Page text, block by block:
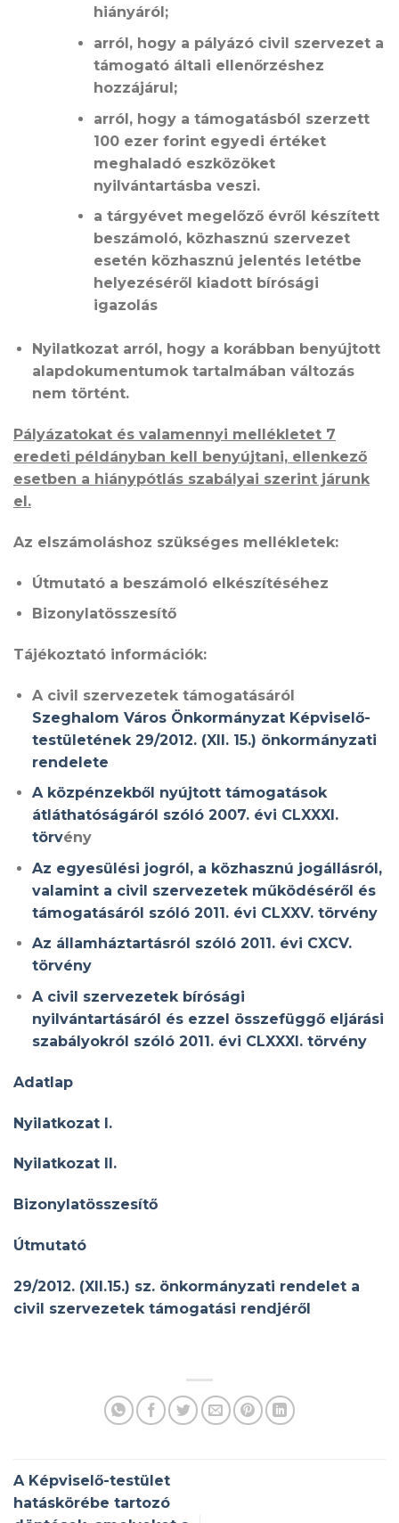
hiányáról;
arról, hogy a pályázó civil szervezet a
támogató általi ellenőrzéshez
hozzájárul;
arról, hogy a támogatásból szerzett
100 ezer forint egyedi értéket
meghaladó eszközöket
nyilvántartásba veszi.
a tárgyévet megelőző évről készített
beszámoló, közhasznú szervezet
esetén közhasznú jelentés letétbe
helyezéséről kiadott bírósági
igazolás
Nyilatkozat arról, hogy a korábban benyújtott
alapdokumentumok tartalmában változás
nem történt.
Pályázatokat és valamennyi mellékletet 7
eredeti példányban kell benyújtani, ellenkező
esetben a hiánypótlás szabályai szerint járunk
el.
Az elszámoláshoz szükséges mellékletek:
Útmutató a beszámoló elkészítéséhez
Bizonylatösszesítő
Tájékoztató információk:
A civil szervezetek támogatásáról
Szeghalom Város Önkormányzat Képviselő-
testületének 29/2012. (XII. 15.) önkormányzati
rendelete
A közpénzekből nyújtott támogatások
átláthatóságáról szóló 2007. évi CLXXXI.
törvény
Az egyesülési jogról, a közhasznú jogállásról,
valamint a civil szervezetek működéséről és
támogatásáról szóló 2011. évi CLXXV. törvény
Az államháztartásról szóló 2011. évi CXCV.
törvény
A civil szervezetek bírósági
nyilvántartásáról és ezzel összefüggő eljárási
szabályokról szóló 2011. évi CLXXXI. törvény
Adatlap
Nyilatkozat I.
Nyilatkozat II.
Bizonylatösszesítő
Útmutató
29/2012. (XII.15.) sz. önkormányzati rendelet a
civil szervezetek támogatási rendjéről
A Képviselő-testület
hatáskörébe tartozó